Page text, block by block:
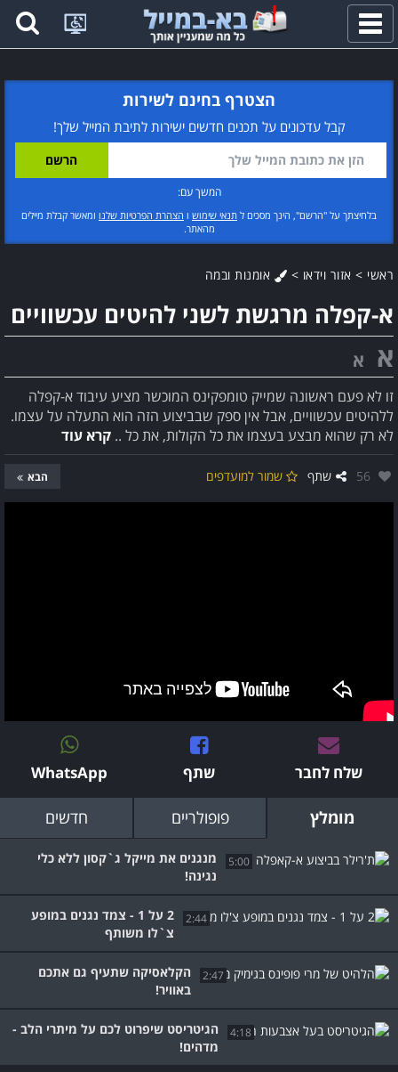
פתח
תפריט
הצטרף בחינם לשירות
קבל עדכונים על תכנים חדשים ישירות לתיבת המייל שלך!
המשך עם:
בלחיצתך על "הרשם", הינך מסכים ל תנאי שימוש ו הצהרת הפרטיות שלנו ומאשר קבלת מיילים
מהאתר.
ראשי > אזור וידאו > אומנות ובמה
א-קפלה מרגשת לשני להיטים עכשוויים
א א
זו לא פעם ראשונה שמייק טומפקינס המוכשר מציע עיבוד א-קפלה
ללהיטים עכשוויים, אבל אין ספק שבביצוע הזה הוא התעלה על עצמו.
לא רק שהוא מבצע בעצמו את כל הקולות, את כל .. קרא עוד
אהבו:
56 שתף שמור למועדפים הבא
שלח לחבר שתף WhatsApp
מומלץ פופולריים חדשים
5:00
מנגנים את מייקל ג`קסון ללא כלי
נגינה!
2:44
2 על 1 - צמד נגנים במופע
צ`לו משותף
2:47
הקלאסיקה שתעיף גם אתכם
באוויר!
4:18
הגיטריסט שיפרוט לכם על מיתרי הלב -
מדהים!